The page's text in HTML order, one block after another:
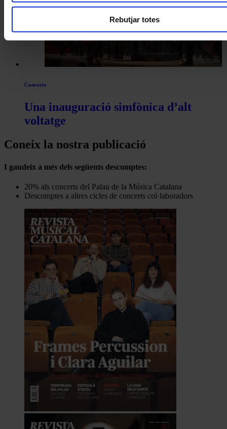
Rebutjar totes
Concerts
Una inauguració simfònica d’alt
voltatge
Coneix la nostra publicació
I gaudeix a més dels següents descomptes:
20% als concerts del Palau de la Música Catalana
Descomptes a altres cicles de concerts col·laboradors